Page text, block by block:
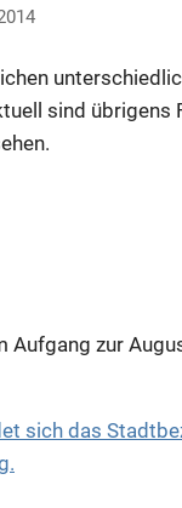
sind übrigens
Aufgang zur